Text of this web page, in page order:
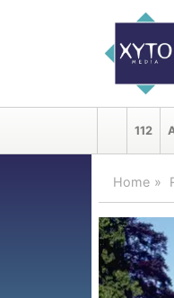
112
Home